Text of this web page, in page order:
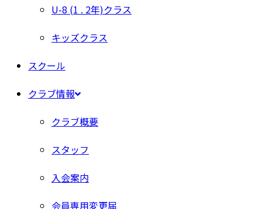
U-8 (1 . 2年)クラス
キッズクラス
スクール
クラブ情報
クラブ概要
スタッフ
入会案内
会員専用変更届